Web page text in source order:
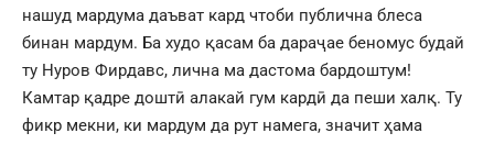
нашуд мардума даъват кард чтоби публична блеса
бинан мардум. Ба худо қасам ба дараҷае беномус будай
ту Нуров Фирдавс, лична ма дастома бардоштум!
Камтар қадре доштӣ алакай гум кардӣ да пеши халқ. Ту
фикр мекни, ки мардум да рут намега, значит ҳама